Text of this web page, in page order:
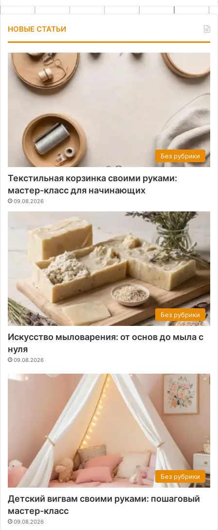
НОВЫЕ СТАТЬИ
Без рубрики
Текстильная корзинка своими руками:
мастер-класс для начинающих
09.08.2026
Без рубрики
Искусство мыловарения: от основ до мыла с
нуля
09.08.2026
Без рубрики
Детский вигвам своими руками: пошаговый
мастер-класс
09.08.2026